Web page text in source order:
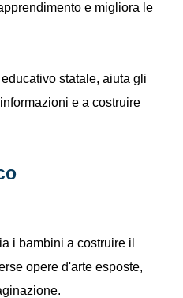
e migliora le
statale, aiuta gli
e a costruire
i bambini a costruire il
opere d'arte esposte,